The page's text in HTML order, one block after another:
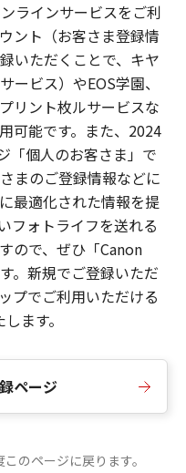
ラインサービスをご利
ント（お客さま登録情
いただくことで、キヤ
ービス）やEOS学園、
リント枚ルサービスな
可能です。また、2024
「個人のお客さま」で
まのご登録情報などに
最適化された情報を提
フォトライフを送れる
ので、ぜひ「Canon
。新規でご登録いただ
プでご利用いただける
ます。
ページ
のページに戻ります。